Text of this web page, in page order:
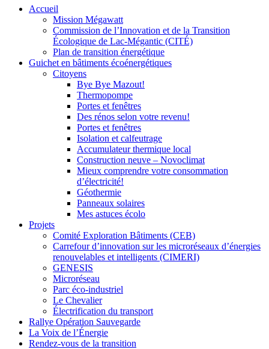
Accueil
Mission Mégawatt
Commission de l’Innovation et de la Transition
Écologique de Lac-Mégantic (CITÉ)
Plan de transition énergétique
Guichet en bâtiments écoénergétiques
Citoyens
Bye Bye Mazout!
Thermopompe
Portes et fenêtres
Des rénos selon votre revenu!
Portes et fenêtres
Isolation et calfeutrage
Accumulateur thermique local
Construction neuve – Novoclimat
Mieux comprendre votre consommation
d’électricité!
Géothermie
Panneaux solaires
Mes astuces écolo
Projets
Comité Exploration Bâtiments (CEB)
Carrefour d’innovation sur les microréseaux d’énergies
renouvelables et intelligents (CIMERI)
GENESIS
Microréseau
Parc éco-industriel
Le Chevalier
Électrification du transport
Rallye Opération Sauvegarde
La Voix de l’Énergie
Rendez-vous de la transition